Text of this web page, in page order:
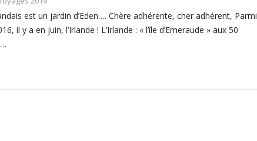
est un jardin d’Eden…. Chère adhérente, cher adhérent, Parmi
il y a en juin, l’Irlande ! L’Irlande : « l’île d’Emeraude » aux 50